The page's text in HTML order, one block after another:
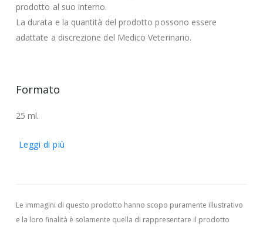
prodotto al suo interno.
La durata e la quantità del prodotto possono essere
adattate a discrezione del Medico Veterinario.
Formato
25 ml.
Leggi di più
Le immagini di questo prodotto hanno scopo puramente illustrativo
e la loro finalità è solamente quella di rappresentare il prodotto